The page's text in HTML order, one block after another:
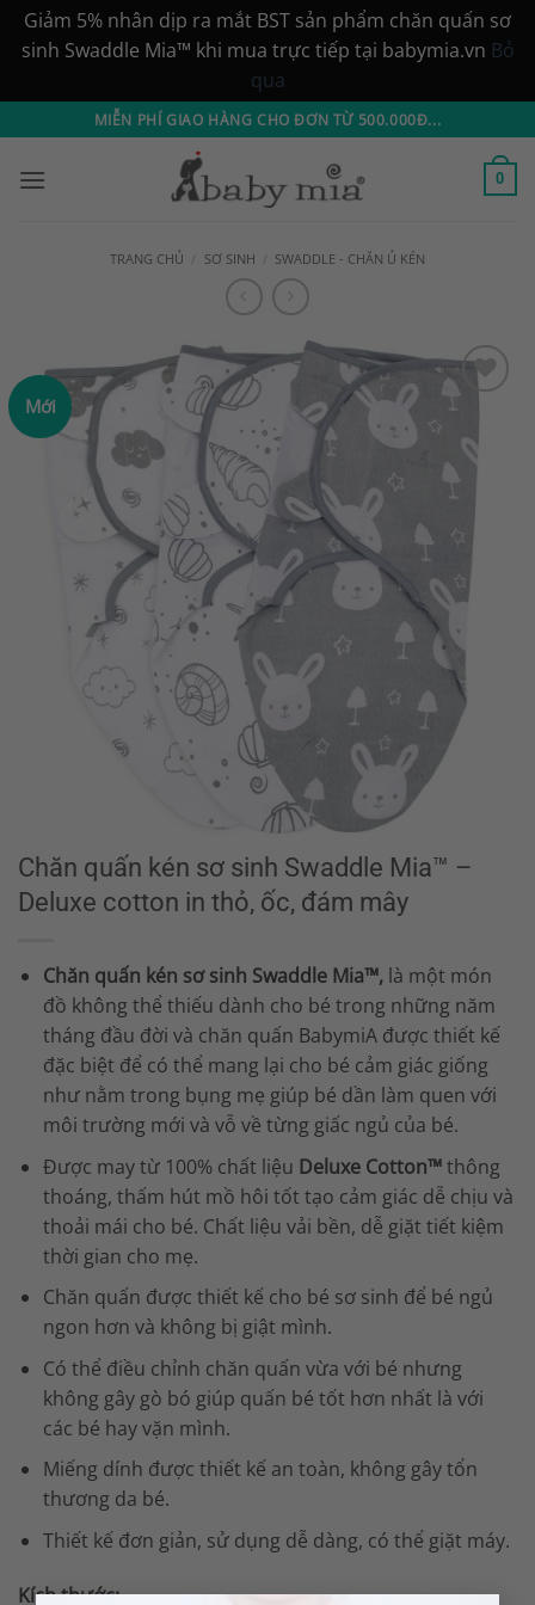
Giảm 5% nhân dịp ra mắt BST sản phẩm chăn quấn sơ
sinh Swaddle Mia™ khi mua trực tiếp tại babymia.vn Bỏ
qua
qua
nội
MIỄN PHÍ GIAO HÀNG CHO ĐƠN TỪ 500.000Đ...
0
TRANG CHỦ / SƠ SINH / SWADDLE - CHĂN Ủ KÉN
Mới
Add to
Wishlist
Chăn quấn kén sơ sinh Swaddle Mia™ –
Deluxe cotton in thỏ, ốc, đám mây
Chăn quấn kén sơ sinh Swaddle Mia™,là một món
đồ không thể thiếu dành cho bé trong những năm
tháng đầu đời và chăn quấn BabymiA được thiết kế
đặc biệt để có thể mang lại cho bé cảm giác giống
như nằm trong bụng mẹ giúp bé dần làm quen với
môi trường mới và vỗ về từng giấc ngủ của bé.
Được may từ 100% chất liệu Deluxe Cotton™thông
thoáng, thấm hút mồ hôi tốt tạo cảm giác dễ chịu và
thoải mái cho bé. Chất liệu vải bền, dễ giặt tiết kiệm
thời gian cho mẹ.
Chăn quấn được thiết kế cho bé sơ sinh để bé ngủ
ngon hơn và không bị giật mình.
Có thể điều chỉnh chăn quấn vừa với bé nhưng
không gây gò bó giúp quấn bé tốt hơn nhất là với
các bé hay vặn mình.
Miếng dính được thiết kế an toàn, không gây tổn
thương da bé.
Thiết kế đơn giản, sử dụng dễ dàng, có thể giặt máy.
Kích thước: